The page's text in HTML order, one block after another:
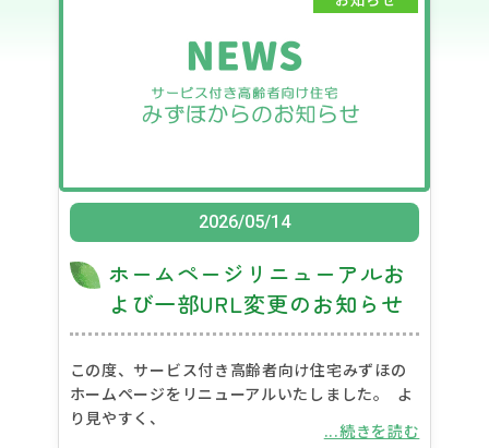
2026/05/14
ホームページリニューアルお
よび一部URL変更のお知らせ
この度、サービス付き高齢者向け住宅みずほの
ホームページをリニューアルいたしました。 よ
り見やすく、
...続きを読む